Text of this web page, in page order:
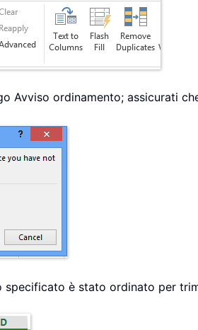
Avviso ordinamento; assicurati
è stato ordinato per